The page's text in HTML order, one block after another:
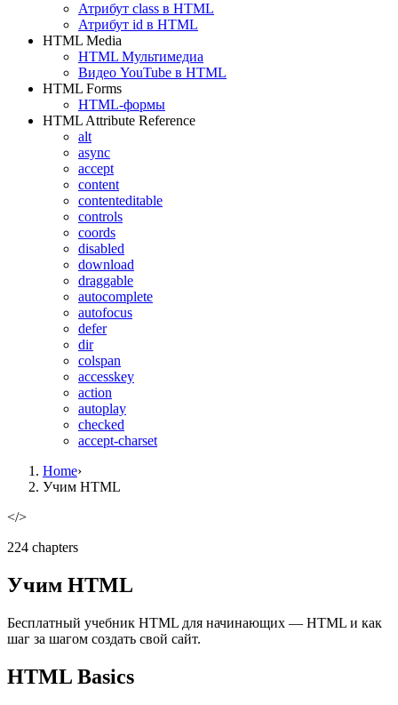
Атрибут class в HTML
Атрибут id в HTML
HTML Media
HTML Мультимедиа
Видео YouTube в HTML
HTML Forms
HTML-формы
HTML Attribute Reference
alt
async
accept
content
contenteditable
controls
coords
disabled
download
draggable
autocomplete
autofocus
defer
dir
colspan
accesskey
action
autoplay
checked
accept-charset
Home›
Учим HTML
</>
224 chapters
Учим HTML
Бесплатный учебник HTML для начинающих — HTML и как
шаг за шагом создать свой сайт.
HTML Basics